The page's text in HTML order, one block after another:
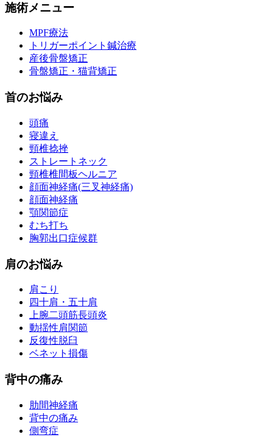
施術メニュー
MPF療法
トリガーポイント鍼治療
産後骨盤矯正
骨盤矯正・猫背矯正
首のお悩み
頭痛
寝違え
頸椎捻挫
ストレートネック
頸椎椎間板ヘルニア
顔面神経痛(三叉神経痛)
顔面神経痛
顎関節症
むち打ち
胸郭出口症候群
肩のお悩み
肩こり
四十肩・五十肩
上腕二頭筋長頭炎
動揺性肩関節
反復性脱臼
ベネット損傷
背中の痛み
肋間神経痛
背中の痛み
側弯症